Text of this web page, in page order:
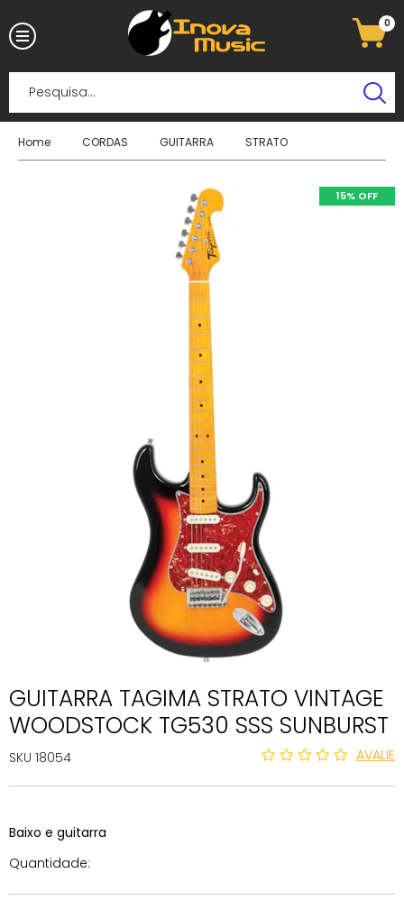
0
Home CORDAS GUITARRA STRATO
15% OFF
GUITARRA TAGIMA STRATO VINTAGE
WOODSTOCK TG530 SSS SUNBURST
SKU 18054 AVALIE
Baixo e guitarra
Quantidade